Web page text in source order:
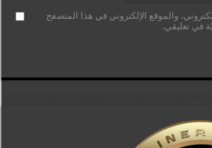
والموقع الإلكتروني في هذا المتصفح
في تعليقي.